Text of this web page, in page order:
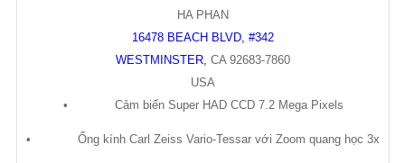
HA PHAN
16478 BEACH BLVD, #342
WESTMINSTER CA 92683-7860
USA
•
Cảm biến Super HAD CCD 7.2 Mega Pixels
• Ống kính Carl Zeiss Vario-Tessar với Zoom quang học 3x